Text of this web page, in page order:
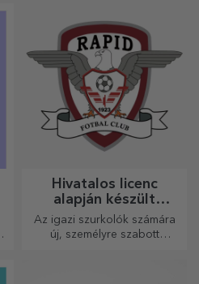
Hivatalos licenc
alapján készült
személyre szabott
ajándékok – FC Rapid
Az igazi szurkolók számára
új, személyre szabott